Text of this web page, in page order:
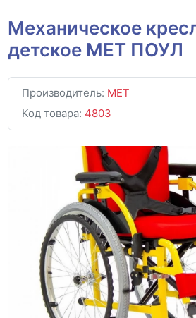
Механическое
детское MET ПОУЛ
Производитель: MET
Код товара: 4803